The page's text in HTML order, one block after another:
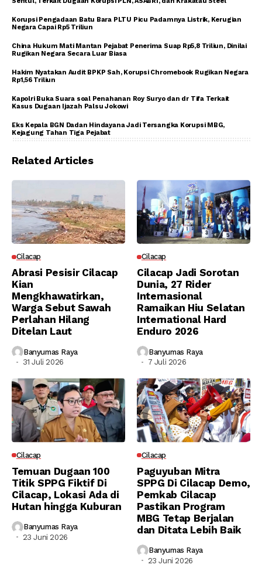
Korupsi Pengadaan Batu Bara PLTU Picu Padamnya Listrik, Kerugian
Negara Capai Rp5 Triliun
China Hukum Mati Mantan Pejabat Penerima Suap Rp5,8 Triliun, Dinilai
Rugikan Negara Secara Luar Biasa
Hakim Nyatakan Audit BPKP Sah, Korupsi Chromebook Rugikan Negara
Rp1,56 Triliun
Kapolri Buka Suara soal Penahanan Roy Suryo dan dr Tifa Terkait
Kasus Dugaan Ijazah Palsu Jokowi
Eks Kepala BGN Dadan Hindayana Jadi Tersangka Korupsi MBG,
Kejagung Tahan Tiga Pejabat
Related Articles
Cilacap
Abrasi Pesisir Cilacap
Kian
Mengkhawatirkan,
Warga Sebut Sawah
Perlahan Hilang
Ditelan Laut
Banyumas Raya
31 Juli 2026
Cilacap
Cilacap Jadi Sorotan
Dunia, 27 Rider
Internasional
Ramaikan Hiu Selatan
International Hard
Enduro 2026
Banyumas Raya
7 Juli 2026
Cilacap
Temuan Dugaan 100
Titik SPPG Fiktif Di
Cilacap, Lokasi Ada di
Hutan hingga Kuburan
Banyumas Raya
23 Juni 2026
Cilacap
Paguyuban Mitra
SPPG Di Cilacap Demo,
Pemkab Cilacap
Pastikan Program
MBG Tetap Berjalan
dan Ditata Lebih Baik
Banyumas Raya
23 Juni 2026